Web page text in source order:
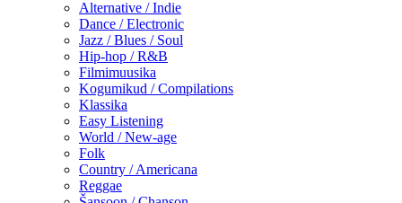
Alternative / Indie
Dance / Electronic
Jazz / Blues / Soul
Hip-hop / R&B
Filmimuusika
Kogumikud / Compilations
Klassika
Easy Listening
World / New-age
Folk
Country / Americana
Reggae